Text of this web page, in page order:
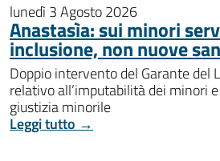
lunedì 3 Agosto 2026
Anastasìa: sui minori
inclusione, non nuove
Doppio intervento del Garante del
relativo all’imputabilità dei minori
giustizia minorile
Leggi tutto →